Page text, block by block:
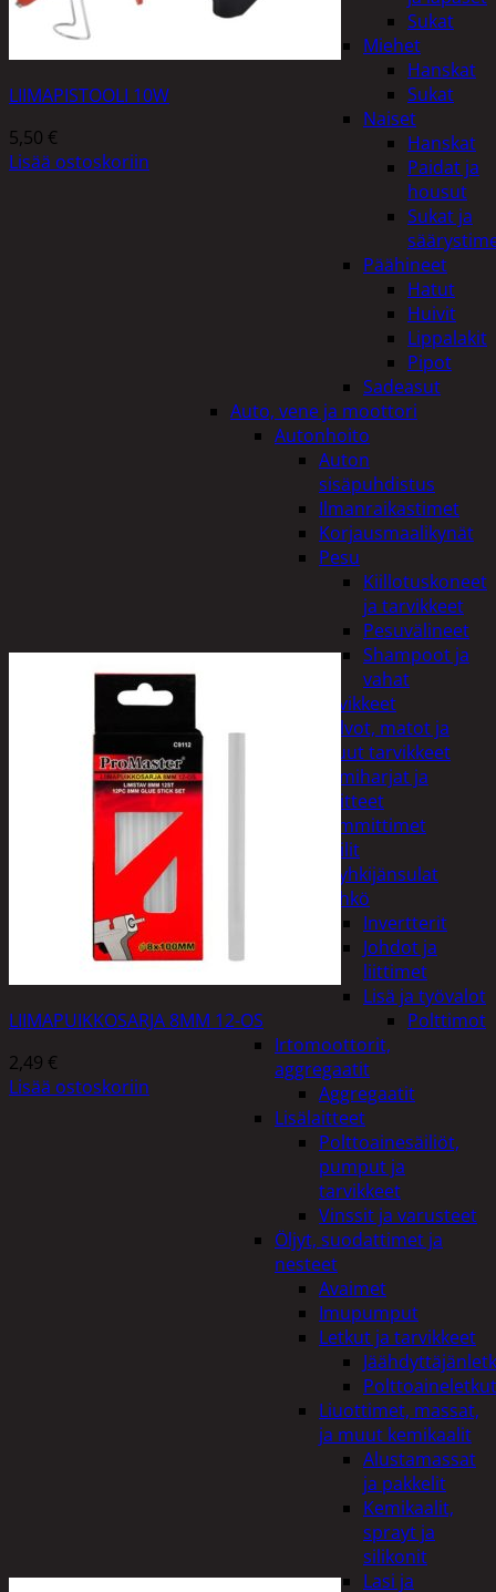
Sukat
Miehet
Hanskat
Sukat
Naiset
Hanskat
Paidat ja
housut
Sukat ja
Päähineet
Hatut
Huivit
Lippalakit
Pipot
Sadeasut
Auto, vene ja moottori
Autonhoito
Auton
sisäpuhdistus
Ilmanraikastimet
Korjausmaalikynät
Pesu
Kiillotuskoneet
ja tarvikkeet
Pesuvälineet
Shampoot ja
vahat
Autotarvikkeet
Kalvot, matot ja
muut tarvikkeet
Lumiharjat ja
peitteet
Lämmittimet
Peilit
Pyyhkijänsulat
Sähkö
Invertterit
Johdot ja
liittimet
Lisä ja työvalot
Polttimot
Irtomoottorit,
aggregaatit
Aggregaatit
Lisälaitteet
Polttoainesäiliöt,
pumput ja
tarvikkeet
Vinssit ja varusteet
Öljyt, suodattimet ja
nesteet
Avaimet
Imupumput
Letkut ja tarvikkeet
Polttoaineletkut
Liuottimet, massat,
ja muut kemikaalit
Alustamassat
ja pakkelit
Kemikaalit,
sprayt ja
silikonit
Lasi ja
LIIMAPISTOOLI 10W
5,50 €
Lisää ostoskoriin
LIIMAPUIKKOSARJA 8MM 12-OS
2,49 €
Lisää ostoskoriin